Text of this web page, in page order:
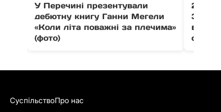
У Перечині презентували
дебютну книгу Ганни Мегели
«Коли літа поважні за плечима»
(фото)
21
СуспільствоПро нас